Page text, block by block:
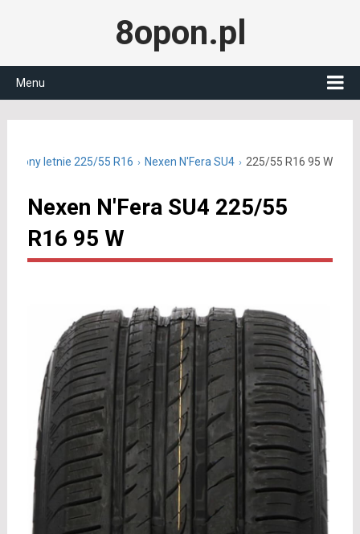
8opon.pl
Menu
Opony letnie 225/55 R16 Nexen N'Fera SU4 225/55 R16 95 W
Nexen N'Fera SU4 225/55
R16 95 W